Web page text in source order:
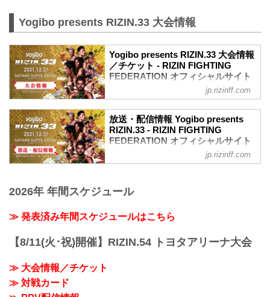
Yogibo presents RIZIN.33 大会情報
Yogibo presents RIZIN.33 大会情報
／チケット - RIZIN FIGHTING
FEDERATION オフィシャルサイト
Yogibo presents RIZIN.33
日時
2021年12月31日（金）12:00開場（予
※開場・開始時間は予定です。決定次第
終了予定時間
※試合内容、イベント進行によって終了
ご了承ください。
jp.rizinff.com
放送・配信情報 Yogibo presents
RIZIN.33 - RIZIN FIGHTING
FEDERATION オフィシャルサイト
12月31日（金）さいたまスーパーアリー
会場に行けない方は、Exciting RIZIN、
を締めくくる格闘技の祭典 RIZIN.33を全
放送・配信スケジュール一覧
事前番組
jp.rizinff.com
2026年 年間スケジュール
≫ 発表済み年間スケジュールはこちら
【8/11(火･祝)開催】RIZIN.54 トヨタアリーナ大会
≫ 大会情報／チケット
≫ 対戦カード